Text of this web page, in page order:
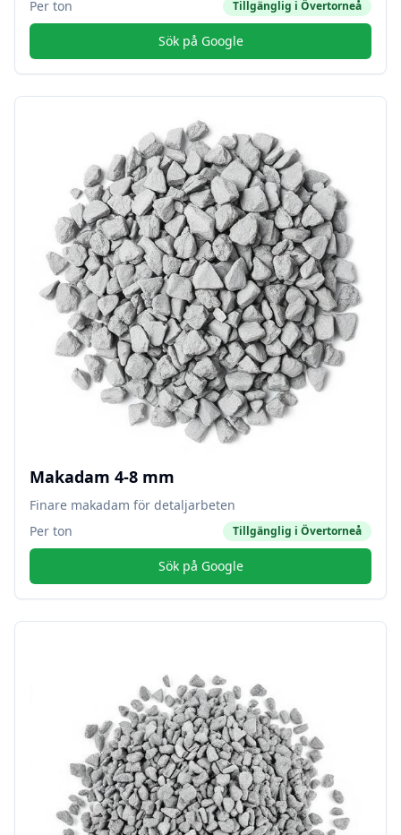
Per ton Tillgänglig i Övertorneå
Sök på Google
Makadam 4-8 mm
Finare makadam för detaljarbeten
Per ton
Tillgänglig i Övertorneå
Sök på Google